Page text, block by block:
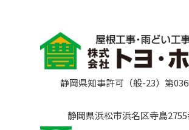
静岡県知事許可（般-23）第
静岡県浜松市浜名区寺島